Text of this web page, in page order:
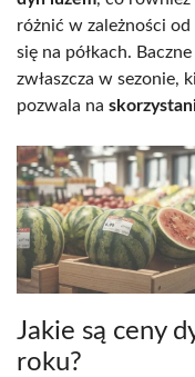
różnić w zależności od
się na półkach.
zwłaszcza w sezonie,
pozwala na
Jakie są ceny
roku?